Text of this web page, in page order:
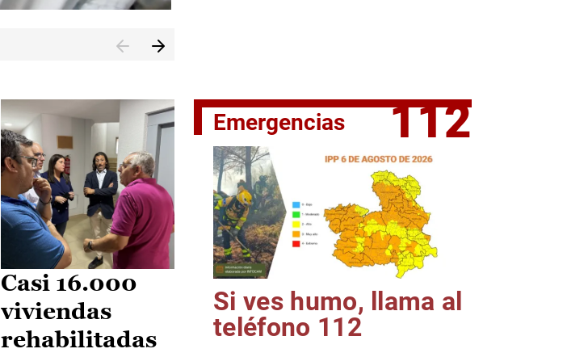
El jefe del Ejecutivo castellanomanchego, Emiliano García-
Casi 16.000
viviendas
rehabilitadas
Emergencias 112
Si ves humo, llama al
teléfono 112